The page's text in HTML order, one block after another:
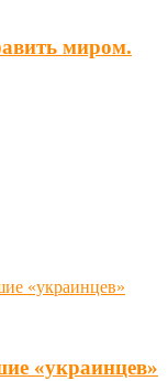
миром.
«украинцев»